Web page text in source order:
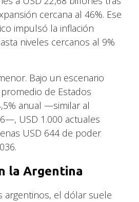
cercana al 46%. Ese
impulsó la inflación
niveles cercanos al 9%
Bajo un escenario
de Estados
anual —similar al
USD 1.000 actuales
USD 644 de poder
la Argentina
argentinos, el dólar suele